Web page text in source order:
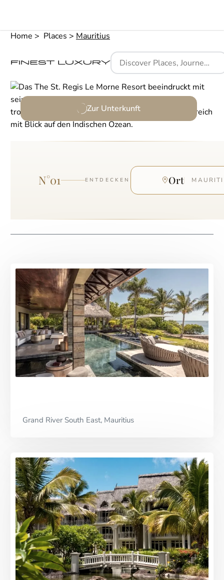
Home Places Mauritius
Zur Unterkunft
N°01 ENTDECKEN Ort
Grand River South East, Mauritius